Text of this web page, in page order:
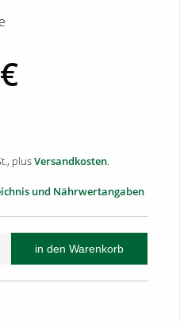
plusVersandkosten.
und Nährwertangaben